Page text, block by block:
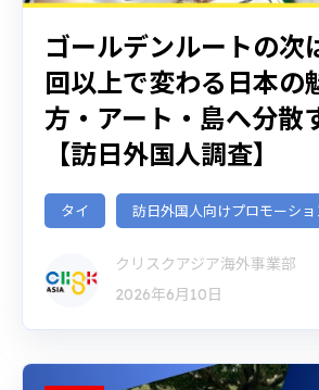
ゴールデンルートの次
回以上で変わる日本の
方・アート・島へ分散
【訪日外国人調査】
タイ 訪日外国人向けプロモーショ
クリスクアジア海外事業部
2026年6月10日